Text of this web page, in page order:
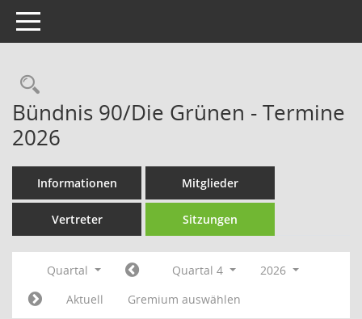
Toggle navigation
Rechercheauswahl
Bündnis 90/Die Grünen - Termine
2026
Informationen Mitglieder
Vertreter Sitzungen
Quartal Quartal 4
2026
Aktuell
Gremium auswählen